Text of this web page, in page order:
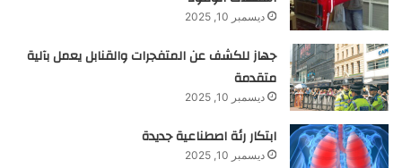
ديسمبر 10, 2025
جهاز للكشف عن المتفجرات والقنابل يعمل بآلية
متقدمة
ديسمبر 10, 2025
ابتكار رئة اصطناعية جديدة
ديسمبر 10, 2025